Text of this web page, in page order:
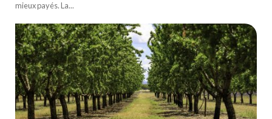
mieux payés. La...